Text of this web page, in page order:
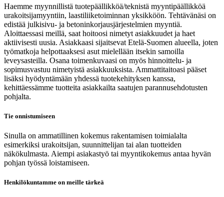
Haemme myynnillistä tuotepäällikköä/teknistä myyntipäällikköä
urakoitsijamyyntiin, laastiliiketoiminnan yksikköön. Tehtävänäsi on
edistää julkisivu- ja betoninkorjausjärjestelmien myyntiä.
Aloittaessasi meillä, saat hoitoosi nimetyt asiakkuudet ja haet
aktiivisesti uusia. Asiakkaasi sijaitsevat Etelä-Suomen alueella, joten
työmatkoja helpottaaksesi asut mielellään itsekin samoilla
leveysasteilla. Osana toimenkuvaasi on myös hinnoittelu- ja
sopimusvastuu nimetyistä asiakkuuksista. Ammattitaitoasi pääset
lisäksi hyödyntämään yhdessä tuotekehityksen kanssa,
kehittäessämme tuotteita asiakkailta saatujen parannusehdotusten
pohjalta.
Tie onnistumiseen
Sinulla on ammatillinen kokemus rakentamisen toimialalta
esimerkiksi urakoitsijan, suunnittelijan tai alan tuotteiden
näkökulmasta. Aiempi asiakastyö tai myyntikokemus antaa hyvän
pohjan työssä loistamiseen.
Henkilökuntamme on meille tärkeä